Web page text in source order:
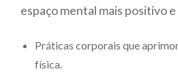
espaço mental mais positivo
Práticas corporais que
física.